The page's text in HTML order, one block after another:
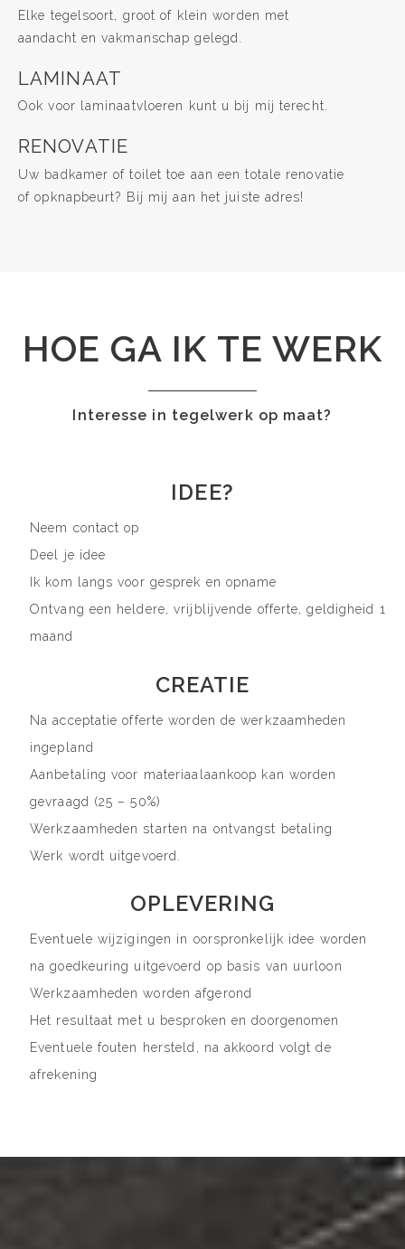
Elke tegelsoort, groot of klein worden met
aandacht en vakmanschap gelegd.
LAMINAAT
Ook voor laminaatvloeren kunt u bij mij terecht.
RENOVATIE
Uw badkamer of toilet toe aan een totale renovatie
of opknapbeurt? Bij mij aan het juiste adres!
HOE GA IK TE WERK
Interesse in tegelwerk op maat?
IDEE?
Neem contact op
Deel je idee
Ik kom langs voor gesprek en opname
Ontvang een heldere, vrijblijvende offerte, geldigheid 1
maand
CREATIE
Na acceptatie offerte worden de werkzaamheden
ingepland
Aanbetaling voor materiaalaankoop kan worden
gevraagd (25 – 50%)
Werkzaamheden starten na ontvangst betaling
Werk wordt uitgevoerd.
OPLEVERING
Eventuele wijzigingen in oorspronkelijk idee worden
na goedkeuring uitgevoerd op basis van uurloon
Werkzaamheden worden afgerond
Het resultaat met u besproken en doorgenomen
Eventuele fouten hersteld, na akkoord volgt de
afrekening